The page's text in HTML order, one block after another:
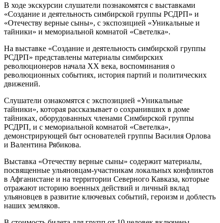
В ходе экскурсии слушатели познакомятся с выставками
«Создание и деятельность симбирской группы РСДРП» и
«Отечеству верные сыны», с экспозицией «Уникальные и
тайники» и мемориальной комнатой «Светелка».
На выставке «Создание и деятельность симбирской группы
РСДРП» представлены материалы симбирских
революционеров начала ХХ века, воспоминания о
революционных событиях, история партий и политических
движений.
Слушатели ознакомятся с экспозицией «Уникальные
тайники», которая рассказывает о сохранивших в доме
тайниках, оборудованных членами Симбирской группы
РСДРП, и с мемориальной комнатой «Светелка»,
демонстрирующей быт основателей группы Василия Орлова
и Валентина Рябикова.
Выставка «Отечеству верные сыны» содержит материалы,
посвященные ульяновцам-участникам локальных конфликтов
в Афганистане и на территории Северного Кавказа, которые
отражают историю военных действий и личный вклад
ульяновцев в развитие ключевых событий, героизм и доблесть
наших земляков.